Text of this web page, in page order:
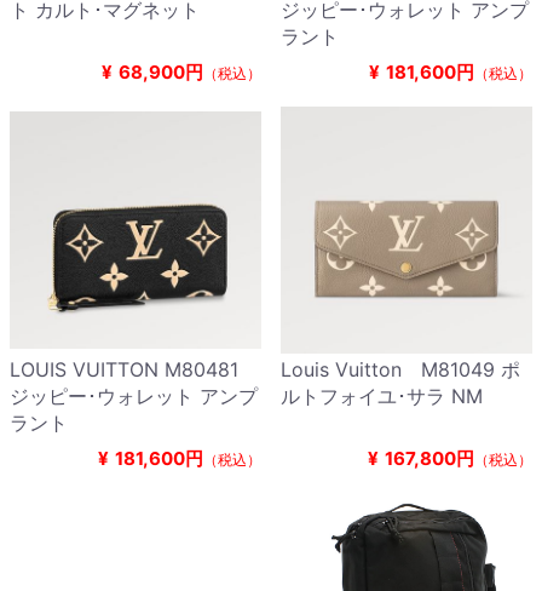
ト カルト･マグネット
¥ 68,900円 （税込）
ジッピー･ウォレット アンプ
ラント
¥ 181,600円 （税込）
LOUIS VUITTON M80481
ジッピー･ウォレット アンプ
ラント
¥ 181,600円 （税込）
Louis Vuitton M81049 ポ
ルトフォイユ･サラ NM
¥ 167,800円 （税込）